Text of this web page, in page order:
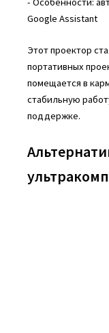
Google Assistant
Этот проектор
портативных
помещается в
стабильную
поддержке.